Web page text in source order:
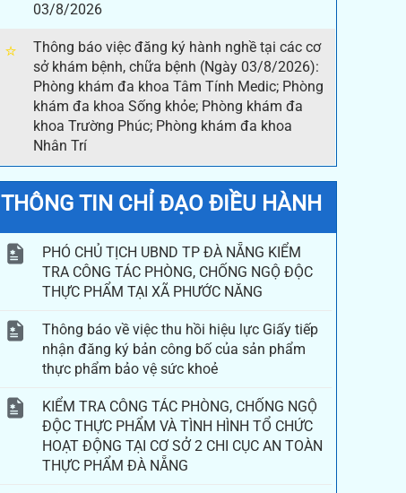
03/8/2026
⭐
Thông báo việc đăng ký hành nghề tại các cơ
sở khám bệnh, chữa bệnh (Ngày 03/8/2026):
Phòng khám đa khoa Tâm Tính Medic; Phòng
khám đa khoa Sống khỏe; Phòng khám đa
khoa Trường Phúc; Phòng khám đa khoa
Nhân Trí
THÔNG TIN CHỈ ĐẠO ĐIỀU HÀNH
PHÓ CHỦ TỊCH UBND TP ĐÀ NẴNG KIỂM
TRA CÔNG TÁC PHÒNG, CHỐNG NGỘ ĐỘC
THỰC PHẨM TẠI XÃ PHƯỚC NĂNG
Thông báo về việc thu hồi hiệu lực Giấy tiếp
nhận đăng ký bản công bố của sản phẩm
thực phẩm bảo vệ sức khoẻ
KIỂM TRA CÔNG TÁC PHÒNG, CHỐNG NGỘ
ĐỘC THỰC PHẨM VÀ TÌNH HÌNH TỔ CHỨC
HOẠT ĐỘNG TẠI CƠ SỞ 2 CHI CỤC AN TOÀN
THỰC PHẨM ĐÀ NẴNG